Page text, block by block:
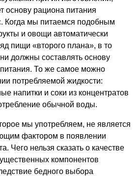
основу рациона питания
Когда мы питаемся подобным
и овощи автоматически
пищи «второго плана», в то
должны составлять основу
То же самое можно
потребляемой жидкости:
напитки и соки из концентратов
обычной воды.
мы употребляем, не является
фактором в появлении
Чего нельзя сказать о качестве
компонентов
бедного выбора